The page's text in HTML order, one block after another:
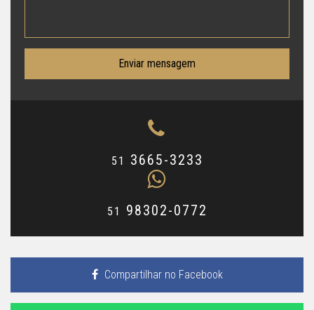
Enviar mensagem
51 3665-3233
51 98302-0772
Compartilhar no Facebook